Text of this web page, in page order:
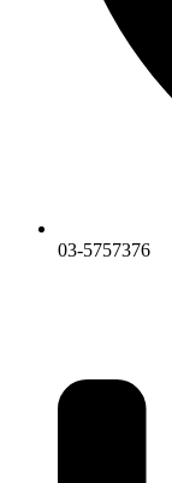
03-5757376